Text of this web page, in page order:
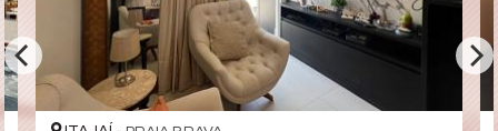
Brinquedoteca
Pet Care
Automação Predial
Piscina Infantil
Câmeras de Segurança